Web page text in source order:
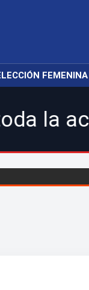
FEMENINA
de